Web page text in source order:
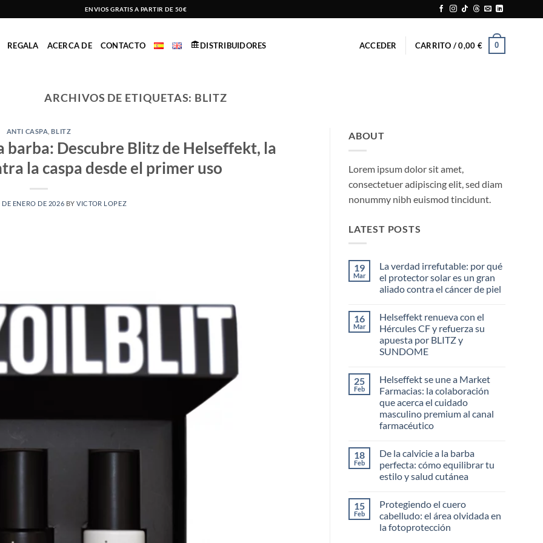
ENVIOS GRATIS A PARTIR DE 50€
REGALA ACERCA DE CONTACTO DISTRIBUIDORES ACCEDER CARRITO /0,00 € 0
ARCHIVOS DE ETIQUETAS: BLITZ
ANTI CASPA ,BLITZ
barba: Descubre Blitz de Helseffekt, la
la caspa desde el primer uso
DE ENERO DE 2026 BYVICTOR LOPEZ
ABOUT
Lorem ipsum dolor sit amet,
consectetuer adipiscing elit, sed diam
nonummy nibh euismod tincidunt.
LATEST POSTS
19
Mar
La verdad irrefutable: por qué
el protector solar es un gran
aliado contra el cáncer de piel
comentarios
en
La
verdad
irrefutable:
por
protector
solar
es
un
gran
aliado
contra
de
piel
16
Mar
Helseffekt renueva con el
Hércules CF y refuerza su
apuesta por BLITZ y
SUNDOME
comentarios
en
Helseffekt
renueva
el
Hércules
refuerza
su
apuesta
por
BLITZ
25
Feb
Helseffekt se une a Market
Farmacias: la colaboración
que acerca el cuidado
masculino premium al canal
farmacéutico
comentarios
Helseffekt
se
Market
Farmacias:
la
colaboración
que
18
Feb
De la calvicie a la barba
perfecta: cómo equilibrar tu
estilo y salud cutánea
comentarios
De
la
15
Feb
Protegiendo el cuero
cabelludo: el área olvidada en
la fotoprotección